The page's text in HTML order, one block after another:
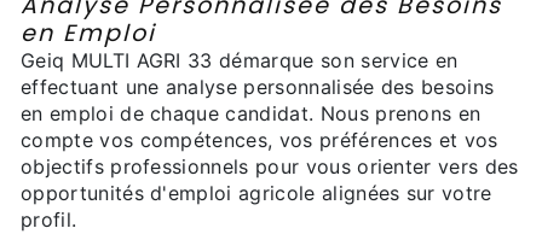
en Emploi
Geiq MULTI AGRI 33 démarque son service en
effectuant une analyse personnalisée des besoins
en emploi de chaque candidat. Nous prenons en
compte vos compétences, vos préférences et vos
objectifs professionnels pour vous orienter vers des
opportunités d'emploi agricole alignées sur votre
profil.